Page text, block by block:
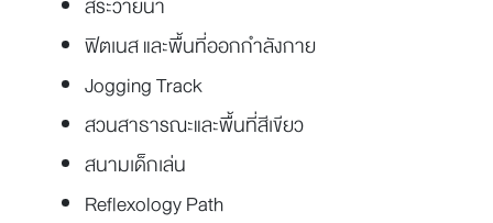
สระว่ายน้ำ
ฟิตเนส และพื้นที่ออกกำลังกาย
Jogging Track
สวนสาธารณะและพื้นที่สีเขียว
สนามเด็กเล่น
Reflexology Path